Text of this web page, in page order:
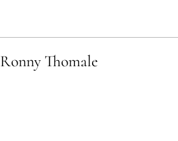
Ronny Thomale